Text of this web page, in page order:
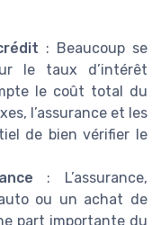
: Beaucoup se
le taux d’intérêt
le coût total du
l’assurance et les
de bien vérifier le
: L’assurance,
ou un achat de
part importante du